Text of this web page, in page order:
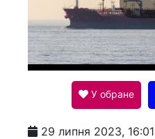
У обране
29 липня 2023, 16:01